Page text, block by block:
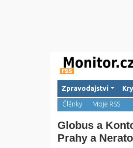
Zpravodajství
Články
Moje RSS
Globus a
Prahy a